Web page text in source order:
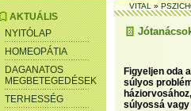
AKTUÁLIS
NYITÓLAP
HOMEOPÁTIA
DAGANATOS
MEGBETEGEDÉSEK
TERHESSÉG
VITAL»
Figyeljen oda
súlyos
súlyossá